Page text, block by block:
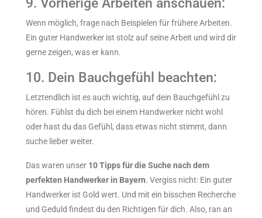
Wenn möglich, frage nach Beispielen für frühere Arbeiten.
Ein guter Handwerker ist stolz auf seine Arbeit und wird dir
gerne zeigen, was er kann.
10. Dein Bauchgefühl beachten:
Letztendlich ist es auch wichtig, auf dein Bauchgefühl zu
hören. Fühlst du dich bei einem Handwerker nicht wohl
oder hast du das Gefühl, dass etwas nicht stimmt, dann
suche lieber weiter.
Das waren unser 10 Tipps für die Suche nach dem
perfekten Handwerker in Bayern. Vergiss nicht: Ein guter
Handwerker ist Gold wert. Und mit ein bisschen Recherche
und Geduld findest du den Richtigen für dich. Also, ran an